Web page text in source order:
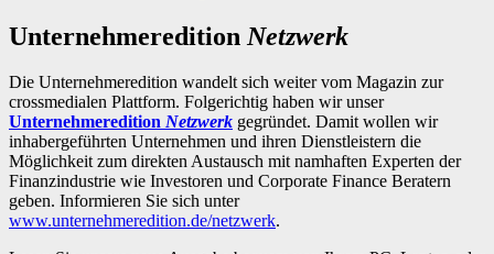
Unternehmeredition Netzwerk
Die Unternehmeredition wandelt sich weiter vom Magazin zur
crossmedialen Plattform. Folgerichtig haben wir unser
Unternehmeredition Netzwerk gegründet. Damit wollen wir
inhabergeführten Unternehmen und ihren Dienstleistern die
Möglichkeit zum direkten Austausch mit namhaften Experten der
Finanzindustrie wie Investoren und Corporate Finance Beratern
geben. Informieren Sie sich unter
www.unternehmeredition.de/netzwerk.